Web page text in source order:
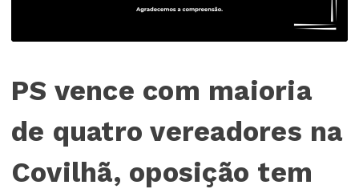
PS vence com maioria
de quatro vereadores na
Covilhã, oposição tem